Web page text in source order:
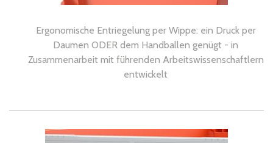
Ergonomische Entriegelung per Wippe: ein Druck per
Daumen ODER dem Handballen genügt - in
Zusammenarbeit mit führenden Arbeitswissenschaftlern
entwickelt